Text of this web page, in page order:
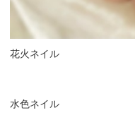
花火ネイル
水色ネイル